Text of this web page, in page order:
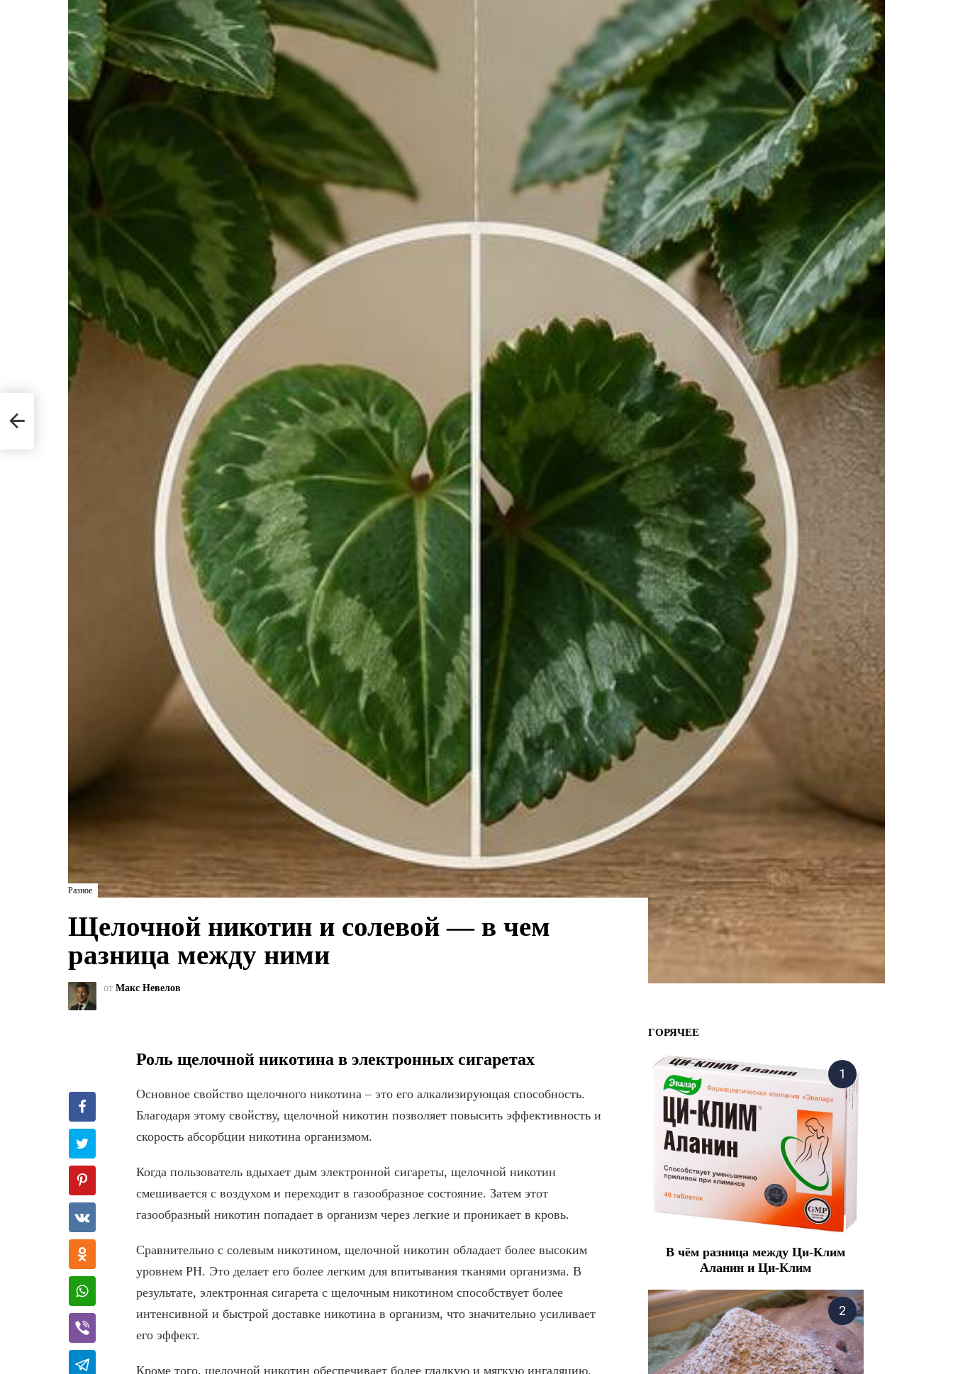
Разное
Щелочной никотин и солевой — в чем
разница между ними
от Макс Невелов
Роль щелочной никотина в электронных сигаретах
Основное свойство щелочного никотина – это его алкализирующая способность.
Благодаря этому свойству, щелочной никотин позволяет повысить эффективность и
скорость абсорбции никотина организмом.
Когда пользователь вдыхает дым электронной сигареты, щелочной никотин
смешивается с воздухом и переходит в газообразное состояние. Затем этот
газообразный никотин попадает в организм через легкие и проникает в кровь.
Сравнительно с солевым никотином, щелочной никотин обладает более высоким
уровнем PH. Это делает его более легким для впитывания тканями организма. В
результате, электронная сигарета с щелочным никотином способствует более
интенсивной и быстрой доставке никотина в организм, что значительно усиливает
его эффект.
Кроме того, щелочной никотин обеспечивает более гладкую и мягкую ингаляцию,
ГОРЯЧЕЕ
В чём разница между Ци-Клим
Аланин и Ци-Клим